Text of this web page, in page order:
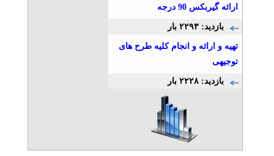
ارائه گیربکس 90 درجه
بازدید: ۲۲۹۳ بار
تهیه و ارائه و انجام کلیه طرح های
توجیهی
بازدید: ۲۲۲۸ بار